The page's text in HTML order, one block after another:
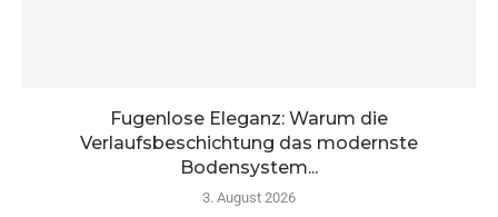
Fugenlose Eleganz: Warum die
Verlaufsbeschichtung das modernste
Bodensystem...
3. August 2026